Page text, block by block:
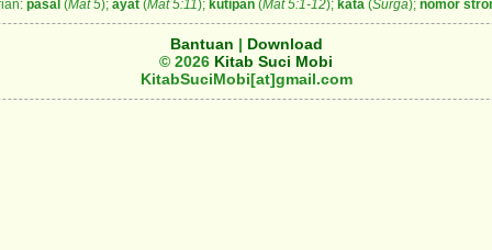
pasal (Mat 5); ayat(Mat 5:11); kutipan(Mat 5:1-12); kata(Surga); nomor
Bantuan | Download
© 2026 Kitab Suci Mobi
KitabSuciMobi[at]gmail.com